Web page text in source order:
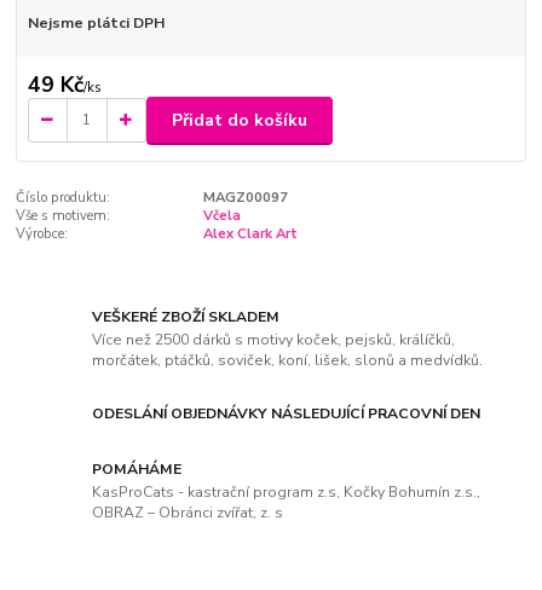
Nejsme plátci DPH
49 Kč/ks
Přidat do košíku
Číslo produktu:
MAGZ00097
Vše s motivem:
Včela
Výrobce:
Alex Clark Art
VEŠKERÉ ZBOŽÍ SKLADEM
Více než 2500 dárků s motivy koček, pejsků, králíčků,
morčátek, ptáčků, soviček, koní, lišek, slonů a medvídků.
ODESLÁNÍ OBJEDNÁVKY NÁSLEDUJÍCÍ PRACOVNÍ DEN
POMÁHÁME
KasProCats - kastrační program z.s, Kočky Bohumín z.s.,
OBRAZ – Obránci zvířat, z. s